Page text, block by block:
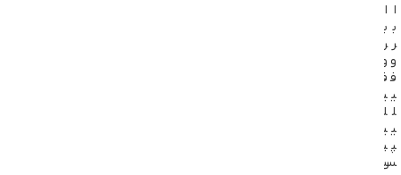
ا
ب
ر
و
ف
ی
ل
ی
پ
س
ا
ب
ر
و
ف
ی
ل
ی
پ
س